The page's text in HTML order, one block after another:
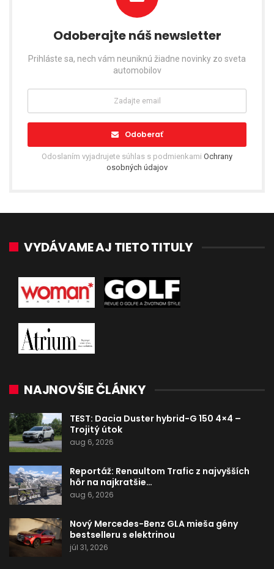
Odoberajte náš newsletter
Prihláste sa, nech vám neuniknú žiadne novinky zo sveta
automobilov
Odoberať
Odoslaním vyjadrujete súhlas s podmienkami Ochrany
osobných údajov
VYDÁVAME AJ TIETO TITULY
NAJNOVŠIE ČLÁNKY
TEST: Dacia Duster hybrid-G 150 4×4 –
Trojitý útok
aug 6, 2026
Reportáž: Renaultom Trafic z najvyšších
hôr na najkratšie…
aug 6, 2026
Nový Mercedes-Benz GLA mieša gény
bestselleru s elektrinou
júl 31, 2026